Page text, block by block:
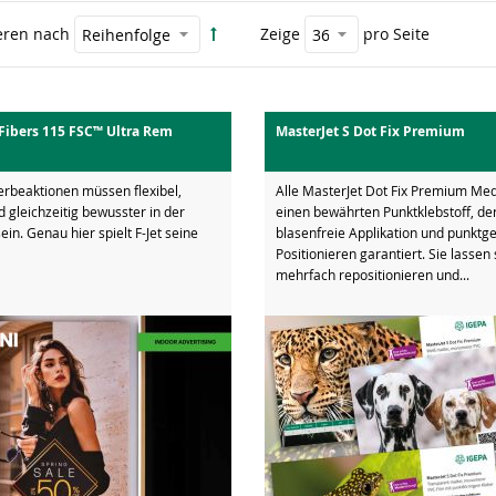
nach Zeige pro Seite
115 FSC™ Ultra Rem
müssen flexibel,
gleichzeitig bewusster in der
Genau hier spielt F-Jet seine
MasterJet S Dot Fix Premium
Alle MasterJet Dot Fix Premium
einen bewährten Punktklebstoff,
blasenfreie Applikation und
Positionieren garantiert. Sie lassen
mehrfach repositionieren und...